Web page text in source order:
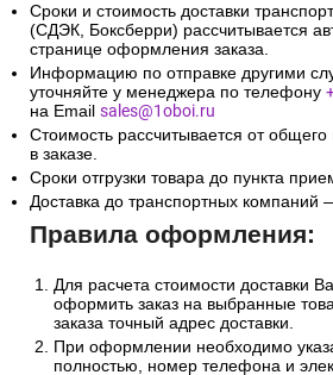
Сроки и стоимость доставки
(СДЭК, Боксберри) рассчитывается
странице оформления заказа.
Информацию по отправке другими
уточняйте у менеджера по телефону
на Email sales@1oboi.ru
Стоимость рассчитывается от
в заказе.
Сроки отгрузки товара до пункта
Доставка до транспортных компаний
Правила оформления:
Для расчета стоимости доставки
оформить заказ на выбранные
заказа точный адрес доставки.
При оформлении необходимо
полностью, номер телефона и